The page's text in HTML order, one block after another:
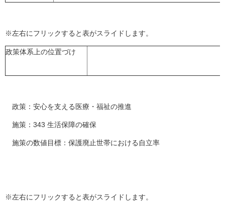
※左右にフリックすると表がスライドします。
政策体系上の位置づけ
政策：安心を支える医療・福祉の推進
施策：343 生活保障の確保
施策の数値目標：保護廃止世帯における自立率
※左右にフリックすると表がスライドします。